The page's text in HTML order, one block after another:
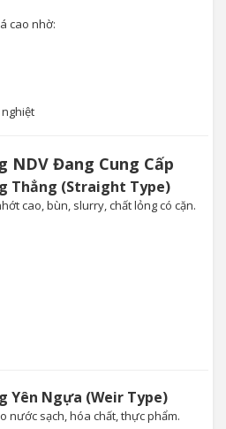
cao nhờ:
NDV Đang Cung Cấp
Thẳng (Straight Type)
cao, bùn, slurry, chất lỏng có cặn.
Yên Ngựa (Weir Type)
nước sạch, hóa chất, thực phẩm.